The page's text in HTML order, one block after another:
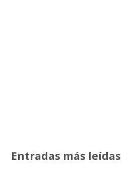
Entradas más leídas